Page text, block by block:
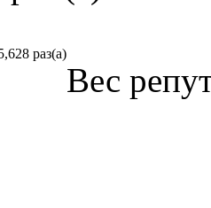
раз(а)
Вес